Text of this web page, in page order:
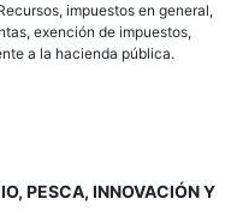
impuestos en general,
exención de impuestos,
a la hacienda pública.
PESCA, INNOVACIÓN Y